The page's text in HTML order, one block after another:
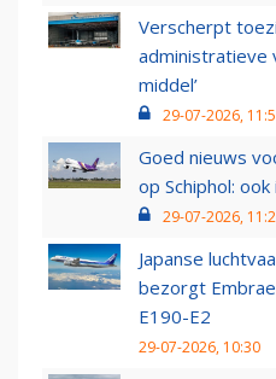
Verscherpt
administratieve
middel’
29-07-2026,
Goed nieuws
op Schiphol:
29-07-2026,
Japanse
bezorgt
E190-E2
29-07-2026, 10:30